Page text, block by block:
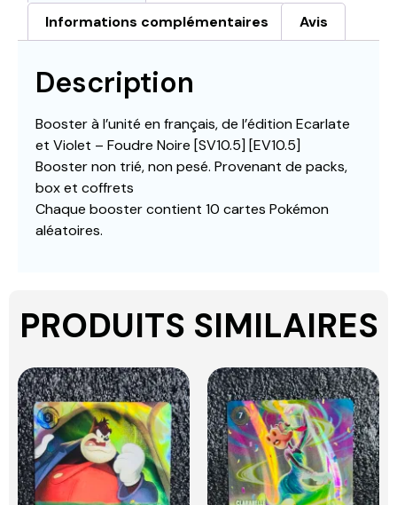
Informations complémentaires Avis
Description
Booster à l’unité en français, de l’édition Ecarlate
et Violet – Foudre Noire [SV10.5] [EV10.5]
Booster non trié, non pesé. Provenant de packs,
box et coffrets
Chaque booster contient 10 cartes Pokémon
aléatoires.
PRODUITS SIMILAIRES